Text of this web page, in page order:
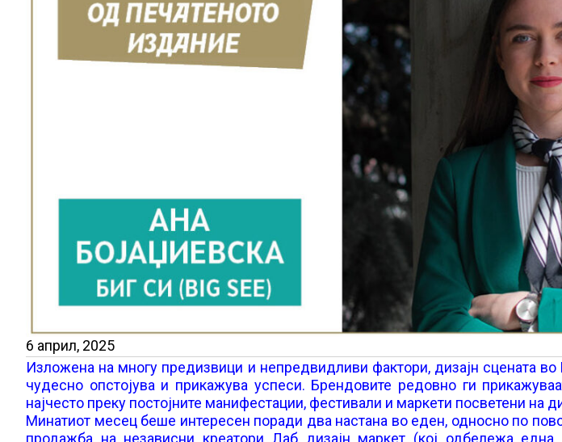
6 април, 2025
Изложена на многу предизвици и непредвидливи фактори, дизајн сцената во
чудесно опстојува и прикажува успеси. Брендовите редовно ги
најчесто преку постојните манифестации, фестивали и маркети посветени на
Минатиот месец беше интересен поради два настана во еден, односно по